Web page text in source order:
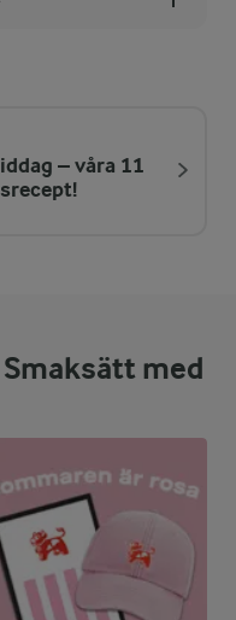
– våra 11
med